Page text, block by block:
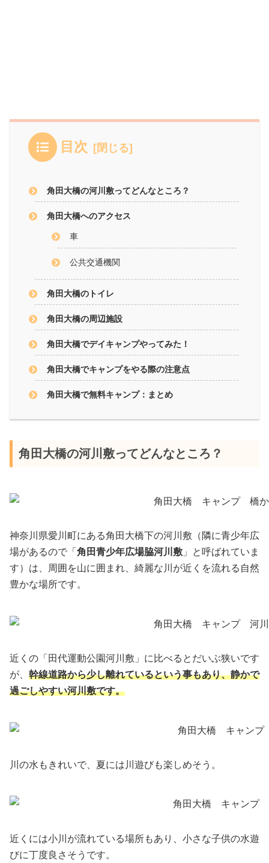
目次
角田大橋の河川敷ってどんなところ？
角田大橋へのアクセス
車
公共交通機関
角田大橋のトイレ
角田大橋の周辺施設
角田大橋でデイキャンプやってみた！
角田大橋でキャンプをやる際の注意点
角田大橋で無料キャンプ：まとめ
角田大橋の河川敷ってどんなところ？
神奈川県愛川町にある角田大橋下の河川敷（隣に青少年広
場があるので「 角田青少年広場脇河川敷 」と呼ばれていま
す）は、周囲を山に囲まれ、綺麗な川が近くを流れる自然
豊かな場所です。
近くの「田代運動公園河川敷」に比べるとだいぶ狭いです
が、 幹線道路から少し離れているという事もあり、静かで
過ごしやすい河川敷です。
川の水もきれいで、夏には川遊びも楽しめそう。
近くには小川が流れている場所もあり、小さな子供の水遊
びに丁度良さそうです。